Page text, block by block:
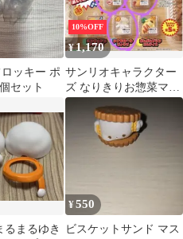
ッキー ポ
セット
10%OFF
¥1,170
サンリオキャラクター
ズ なりきりお惣菜マス
コット 全3種セット
るまるゆき
¥550
ビスケットサンド マス